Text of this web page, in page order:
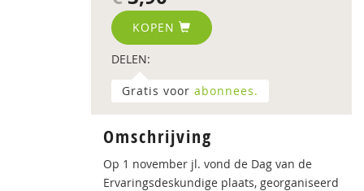
KOPEN
DELEN:
Gratis voor abonnees.
Omschrijving
Op 1 november jl. vond de Dag van de
Ervaringsdeskundige plaats, georganiseerd